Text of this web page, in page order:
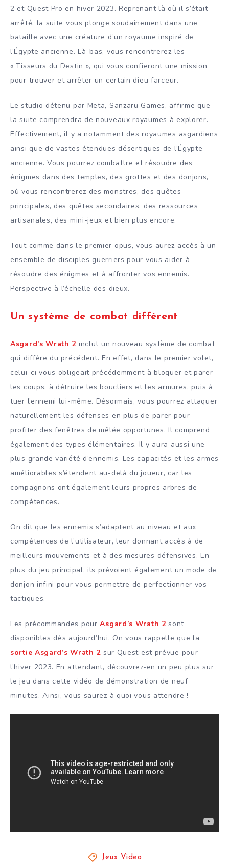
2 et Quest Pro en hiver 2023. Reprenant là où il s’était
arrêté, la suite vous plonge soudainement dans une
bataille avec une créature d’un royaume inspiré de
l’Égypte ancienne. Là-bas, vous rencontrerez les
« Tisseurs du Destin », qui vous confieront une mission
pour trouver et arrêter un certain dieu farceur.
Le studio détenu par Meta, Sanzaru Games, affirme que
la suite comprendra de nouveaux royaumes à explorer.
Effectivement, il y a notamment des royaumes asgardiens
ainsi que de vastes étendues désertiques de l’Égypte
ancienne. Vous pourrez combattre et résoudre des
énigmes dans des temples, des grottes et des donjons,
où vous rencontrerez des monstres, des quêtes
principales, des quêtes secondaires, des ressources
artisanales, des mini-jeux et bien plus encore.
Tout comme dans le premier opus, vous aurez accès à un
ensemble de disciples guerriers pour vous aider à
résoudre des énigmes et à affronter vos ennemis.
Perspective à l’échelle des dieux.
Un système de combat différent
Asgard’s Wrath 2 inclut un nouveau système de combat
qui diffère du précédent. En effet, dans le premier volet,
celui-ci vous obligeait précédemment à bloquer et parer
les coups, à détruire les boucliers et les armures, puis à
tuer l’ennemi lui-même. Désormais, vous pourrez attaquer
naturellement les défenses en plus de parer pour
profiter des fenêtres de mêlée opportunes. Il comprend
également des types élémentaires. Il y aura aussi une
plus grande variété d’ennemis. Les capacités et les armes
améliorables s’étendent au-delà du joueur, car les
compagnons ont également leurs propres arbres de
compétences.
On dit que les ennemis s’adaptent au niveau et aux
compétences de l’utilisateur, leur donnant accès à de
meilleurs mouvements et à des mesures défensives. En
plus du jeu principal, ils prévoient également un mode de
donjon infini pour vous permettre de perfectionner vos
tactiques.
Les précommandes pourAsgard’s Wrath 2sont
disponibles dès aujourd’hui. On vous rappelle que la
sortie Asgard’s Wrath 2 sur Quest est prévue pour
l’hiver 2023. En attendant, découvrez-en un peu plus sur
le jeu dans cette vidéo de démonstration de neuf
minutes. Ainsi, vous saurez à quoi vous attendre !
Jeux Video